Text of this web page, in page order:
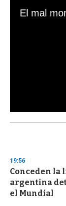
s
d
s
o
f
3
19:56
Conceden la
argentina
el Mundial